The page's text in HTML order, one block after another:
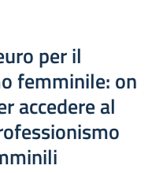
per il
femminile: on
accedere al